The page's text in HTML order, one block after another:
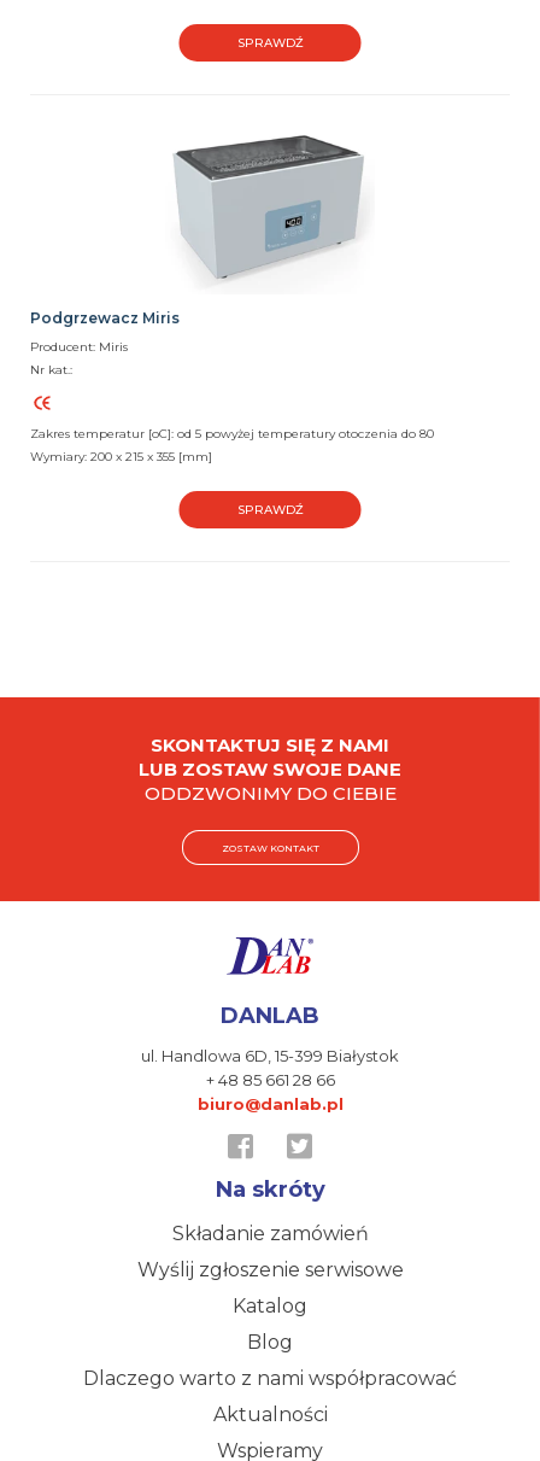
SPRAWDŹ
Podgrzewacz Miris
Producent: Miris
Nr kat.:
Zakres temperatur [oC]: od 5 powyżej temperatury otoczenia do 80
Wymiary: 200 x 215 x 355 [mm]
SPRAWDŹ
SKONTAKTUJ SIĘ Z NAMI
LUB ZOSTAW SWOJE DANE
ODDZWONIMY DO CIEBIE
ZOSTAW KONTAKT
DANLAB
ul. Handlowa 6D,15-399 Białystok
+ 48 85 661 28 66
biuro@danlab.pl
Na skróty
Składanie zamówień
Wyślij zgłoszenie serwisowe
Katalog
Blog
Dlaczego warto z nami współpracować
Aktualności
Wspieramy